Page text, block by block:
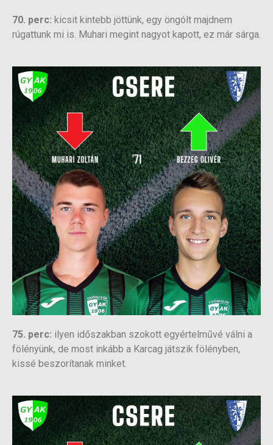
70. perc: kicsit kintebb jöttünk, egy öngólt majdnem
rúgattunk mi is. Muhari megint nagyot kapott, ez már sárga.
75. perc: ilyen időszakban szokott egyértelművé válni a
fölényünk, de most inkább a Karcag játszik fölényben,
kissé beszorítanak minket.